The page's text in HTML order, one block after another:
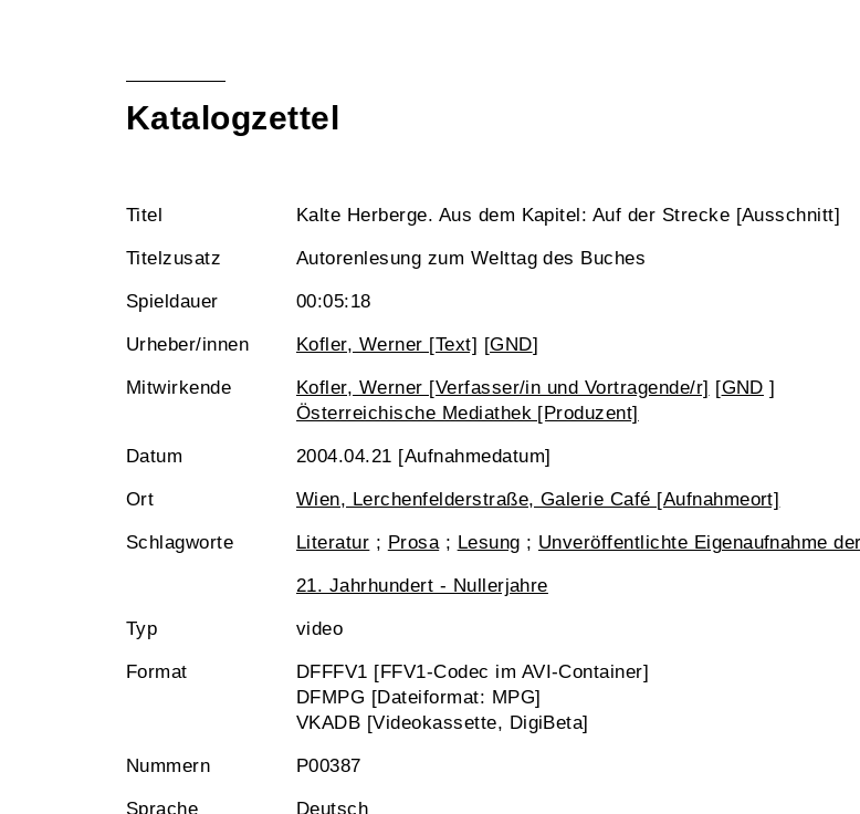
Katalogzettel
Titel Kalte Herberge. Aus dem Kapitel: Auf der Strecke [Ausschnitt]
Titelzusatz Autorenlesung zum Welttag des Buches
Spieldauer 00:05:18
Urheber/innen Kofler, Werner [Text] [GND]
Mitwirkende Kofler, Werner [Verfasser/in und Vortragende/r] [GND ]
Österreichische Mediathek [Produzent]
Datum 2004.04.21 [Aufnahmedatum]
Ort Wien, Lerchenfelderstraße, Galerie Café [Aufnahmeort]
Schlagworte Literatur ; Prosa; Lesung ; Unveröffentlichte Eigenaufnahme
21. Jahrhundert - Nullerjahre
Typ video
Format
DFFFV1 [FFV1-Codec im AVI-Container]
DFMPG [Dateiformat: MPG]
VKADB [Videokassette, DigiBeta]
Nummern P00387
Sprache Deutsch